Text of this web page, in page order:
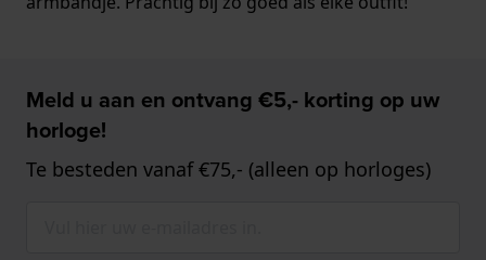
Meld u aan en ontvang €5,- korting op uw
horloge!
Te besteden vanaf €75,- (alleen op horloges)